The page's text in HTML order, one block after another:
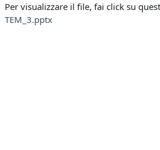
Per visualizzare il file, fai click su
TEM_3.pptx